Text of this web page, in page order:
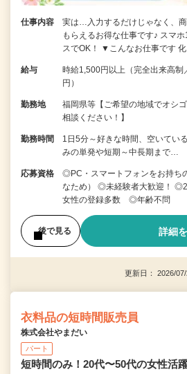
仕事内容
実は…入力するだけじゃなく、
もらえるお得な仕事です♪ スマ
スでOK！ ▼こんなお仕事です
給与
時給1,500円以上（完全出来高
円）
勤務地
福岡県等【ご希望の地域でオシ
相談ください！】
勤務時間
1日5分～好きな時間、空いてい
みの単発や短期～中長期まで…
応募資格
◎PC・スマートフォンをお持ち
なため） ◎未経験者大歓迎！
女性の登録多数 ◎年齢不問
後で見る 詳細
更新日： 2026/
衣料品の短時間販売員
株式会社やまだい
パート
短時間のみ！20代〜50代の女性活